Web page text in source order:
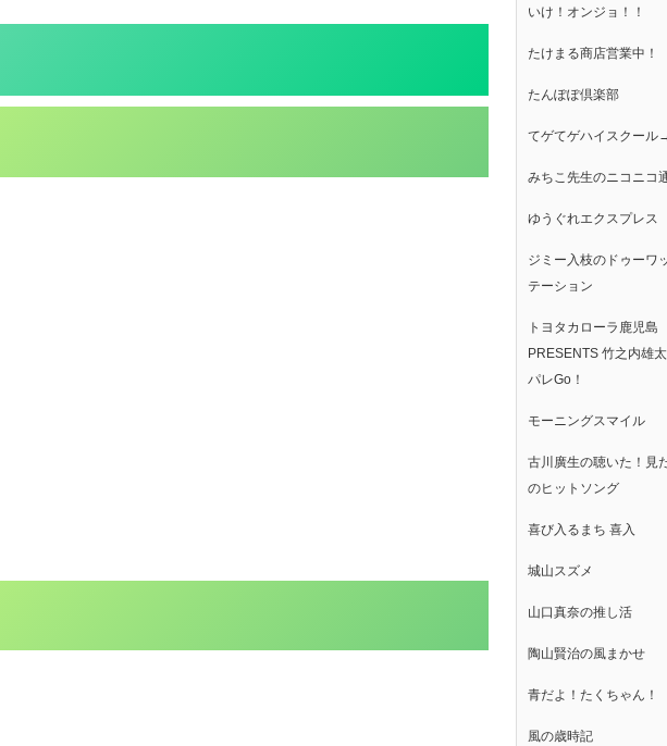
いけ！オンジョ！！
たけまる商店営業中！
たんぽぽ倶楽部
てゲてゲハイスクール
みちこ先生のニコニコ
ゆうぐれエクスプレス
ジミー入枝のドゥーワ
テーション
トヨタカローラ鹿児島
PRESENTS 竹之内雄
パレGo！
モーニングスマイル
古川廣生の聴いた！見
のヒットソング
喜び入るまち 喜入
城山スズメ
山口真奈の推し活
陶山賢治の風まかせ
青だよ！たくちゃん！
風の歳時記